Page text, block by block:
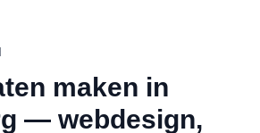
maken in
— webdesign,